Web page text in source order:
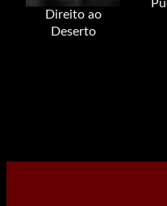
Direito ao
Deserto